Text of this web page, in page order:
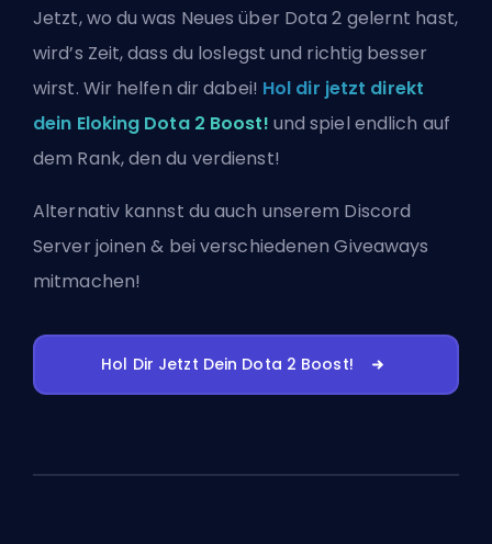
Jetzt, wo du was Neues über Dota 2 gelernt hast,
wird’s Zeit, dass du loslegst und richtig besser
wirst. Wir helfen dir dabei! Hol dir jetzt direkt
dein Eloking Dota 2 Boost! und spiel endlich auf
dem Rank, den du verdienst!
Alternativ kannst du auch unserem Discord
Server joinen & bei verschiedenen Giveaways
mitmachen!
Hol Dir Jetzt Dein Dota 2 Boost!